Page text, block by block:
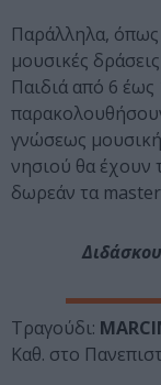
Παράλληλα, όπως
μουσικές
Παιδιά από 6 έως
γνώσεως
νησιού θα έχουν
δωρεάν τα
Τραγούδι:
Καθ. στο